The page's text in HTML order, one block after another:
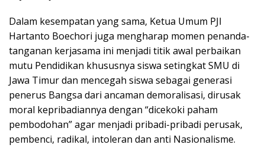
Dalam kesempatan yang sama, Ketua Umum PJI
Hartanto Boechori juga mengharap momen penanda-
tanganan kerjasama ini menjadi titik awal perbaikan
mutu Pendidikan khususnya siswa setingkat SMU di
Jawa Timur dan mencegah siswa sebagai generasi
penerus Bangsa dari ancaman demoralisasi, dirusak
moral kepribadiannya dengan “dicekoki paham
pembodohan” agar menjadi pribadi-pribadi perusak,
pembenci, radikal, intoleran dan anti Nasionalisme.